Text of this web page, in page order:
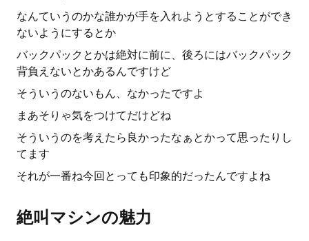
なんていうのかな誰かが手を入れようとすることができ
ないようにするとか
バックパックとかは絶対に前に、後ろにはバックパック
背負えないとかあるんですけど
そういうのないもん、なかったですよ
まあそりゃ気をつけてだけどね
そういうのを考えたら良かったなぁとかって思ったりし
てます
それが一番ね今回とっても印象的だったんですよね
絶叫マシンの魅力